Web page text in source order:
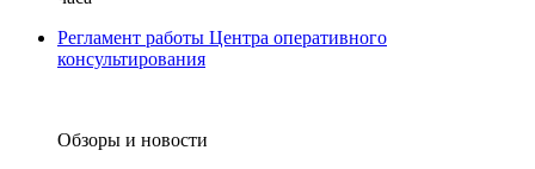
Регламент работы Центра оперативного
консультирования
Обзоры и новости